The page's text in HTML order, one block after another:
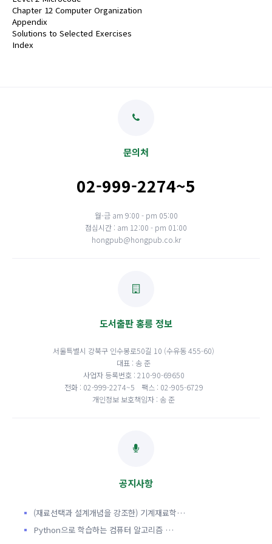
Chapter 12 Computer Organization
Appendix
Solutions to Selected Exercises
Index
문의처
02-999-2274~5
월-금 am 9:00 - pm 05:00
점심시간 : am 12:00 - pm 01:00
hongpub@hongpub.co.kr
도서출판 홍릉 정보
서울특별시 강북구 인수봉로50길 10 (수유동 455-60)
대표 : 송 준
사업자 등록번호 : 210-90-69650
전화 : 02-999-2274~5
팩스 : 02-905-6729
개인정보 보호책임자 : 송 준
공지사항
(재료선택과 설계개념을 강조한) 기계재료학…
Python으로 학습하는 컴퓨터 알고리즘 …